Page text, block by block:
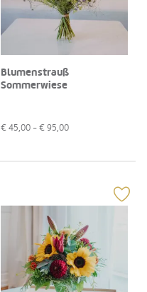
Blumenstrauß
Sommerwiese
€ 45,00 - € 95,00